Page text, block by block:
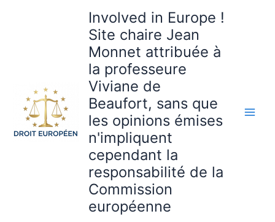
Involved in Europe !
Site chaire Jean
Monnet attribuée à
la professeure
Viviane de
Beaufort, sans que
les opinions émises
n'impliquent
cependant la
responsabilité de la
Commission
européenne